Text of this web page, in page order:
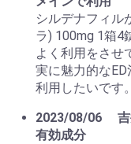
シルデナフィル
ラ) 100mg 1箱4
よく利用をさせ
実に魅力的な
利用したいです。
2023/08/06
有効成分